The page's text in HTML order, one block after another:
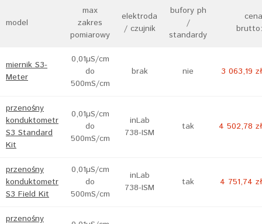
model
max
zakres
pomiarowy
elektroda
/ czujnik
bufory ph
/
standardy
cena
brutto:
miernik S3-
Meter
0,01µS/cm
do
500mS/cm
brak nie 3 063,19 zł
przenośny
konduktometr
S3 Standard
Kit
0,01µS/cm
do
500mS/cm
inLab
738-ISM
tak 4 502,78 zł
przenośny
konduktometr
S3 Field Kit
0,01µS/cm
do
500mS/cm
inLab
738-ISM
tak 4 751,74 zł
przenośny